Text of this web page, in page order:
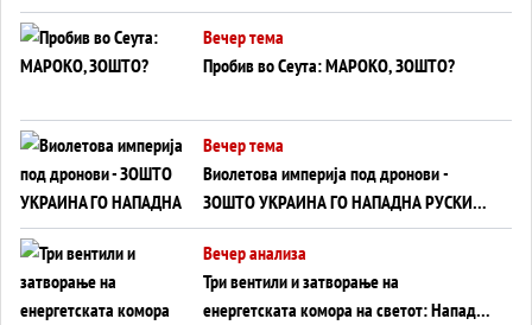
ВНУЦИ ДА ГИ ЗАМЕНАТ
Вечер тема
Пробив во Сеута: МАРОКО, ЗОШТО?
Вечер тема
Виолетова империја под дронови -
ЗОШТО УКРАИНА ГО НАПАДНА РУСКИОТ
WILDBERRIES
Вечер анализа
Три вентили и затворање на
енергетската комора на светот: Нападот